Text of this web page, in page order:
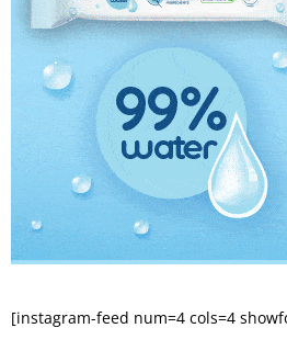
[instagram-feed num=4 cols=4